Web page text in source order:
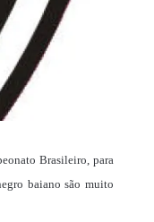
Brasileiro, para
baiano são muito